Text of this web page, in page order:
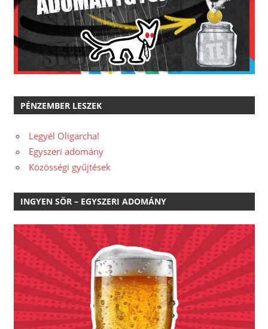
PÉNZEMBER LESZEK
Legyél Oligarcha!
Egyszeri adomány
Közösségi gyűjtések
INGYEN SÖR – EGYSZERI ADOMÁNY